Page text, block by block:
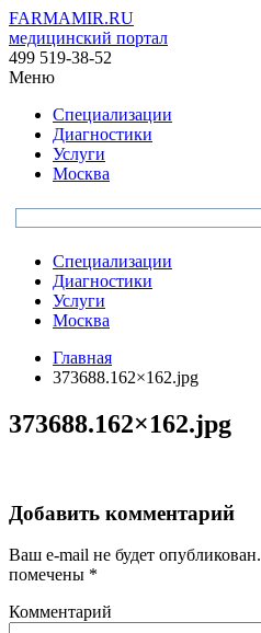
FARMAMIR.RU
медицинский портал
499 519-38-52
Меню
Специализации
Диагностики
Услуги
Москва
Специализации
Диагностики
Услуги
Москва
Главная
373688.162×162.jpg
373688.162×162.jpg
Добавить комментарий
Ваш e-mail не будет опубликован.
помечены *
Комментарий